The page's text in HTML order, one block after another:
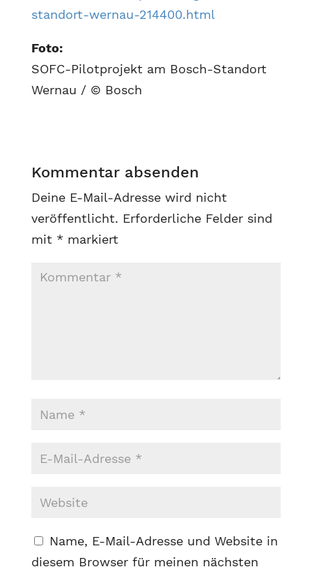
standort-wernau-214400.html
Foto:
SOFC-Pilotprojekt am Bosch-Standort
Wernau / © Bosch
Kommentar absenden
Deine E-Mail-Adresse wird nicht
veröffentlicht. Erforderliche Felder sind
mit * markiert
Name, E-Mail-Adresse und Website in
diesem Browser für meinen nächsten